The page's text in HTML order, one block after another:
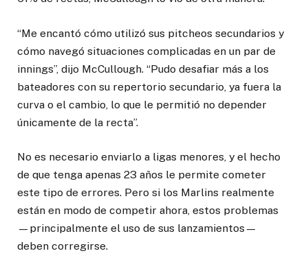
“Me encantó cómo utilizó sus pitcheos secundarios y
cómo navegó situaciones complicadas en un par de
innings”, dijo McCullough. “Pudo desafiar más a los
bateadores con su repertorio secundario, ya fuera la
curva o el cambio, lo que le permitió no depender
únicamente de la recta”.
No es necesario enviarlo a ligas menores, y el hecho
de que tenga apenas 23 años le permite cometer
este tipo de errores. Pero si los Marlins realmente
están en modo de competir ahora, estos problemas
—principalmente el uso de sus lanzamientos—
deben corregirse.